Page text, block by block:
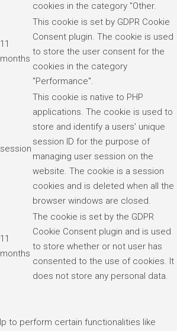
cookies in the category "Other.
11
months
This cookie is set by GDPR Cookie
Consent plugin. The cookie is used
to store the user consent for the
cookies in the category
"Performance".
session
This cookie is native to PHP
applications. The cookie is used to
store and identify a users' unique
session ID for the purpose of
managing user session on the
website. The cookie is a session
cookies and is deleted when all the
browser windows are closed.
11
months
The cookie is set by the GDPR
Cookie Consent plugin and is used
to store whether or not user has
consented to the use of cookies. It
does not store any personal data.
to perform certain functionalities like